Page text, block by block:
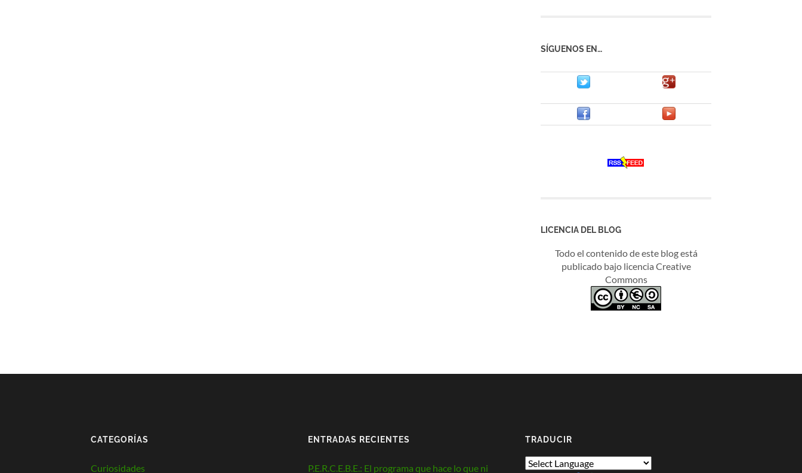
SÍGUENOS EN…
LICENCIA DEL BLOG
Todo el contenido de este blog está
publicado bajo licencia Creative
Commons
CATEGORÍAS
Curiosidades
ENTRADAS RECIENTES
P.E.R.C.E.B.E.: El programa que hace lo que ni
TRADUCIR